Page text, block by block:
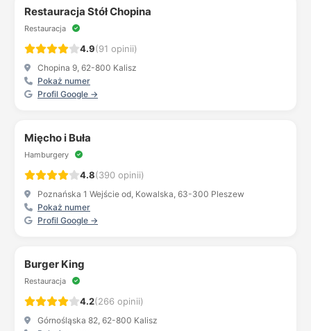
Restauracja Stół Chopina
Restauracja
4.9(91 opinii)
Chopina 9, 62-800 Kalisz
Pokaż numer
Profil Google →
Mięcho i Buła
Hamburgery
4.8(390 opinii)
Poznańska 1 Wejście od, Kowalska, 63-300 Pleszew
Pokaż numer
Profil Google →
Burger King
Restauracja
4.2(266 opinii)
Górnośląska 82, 62-800 Kalisz